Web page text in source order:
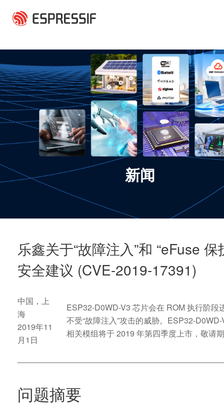
新闻
乐鑫关于“故障注入”和 “eFuse 保
安全建议 (CVE-2019-17391)
中国，上
海
2019年11
月1日
ESP32-D0WD-V3 芯片会在 ROM 执行阶段
不受“故障注入”攻击的威胁。ESP32-
相关模组将于 2019 年第四季度上市，敬请
问题摘要